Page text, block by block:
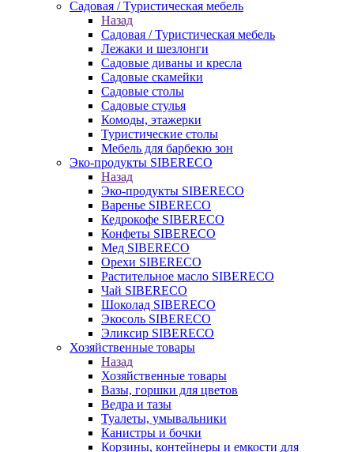
Садовая / Туристическая мебель
Назад
Садовая / Туристическая мебель
Лежаки и шезлонги
Садовые диваны и кресла
Садовые скамейки
Садовые столы
Садовые стулья
Комоды, этажерки
Туристические столы
Мебель для барбекю зон
Эко-продукты SIBERECO
Назад
Эко-продукты SIBERECO
Варенье SIBERECO
Кедрокофе SIBERECO
Конфеты SIBERECO
Мед SIBERECO
Орехи SIBERECO
Растительное масло SIBERECO
Чай SIBERECO
Шоколад SIBERECO
Экосоль SIBERECO
Эликсир SIBERECO
Хозяйственные товары
Назад
Хозяйственные товары
Вазы, горшки для цветов
Ведра и тазы
Туалеты, умывальники
Канистры и бочки
Корзины, контейнеры и емкости для